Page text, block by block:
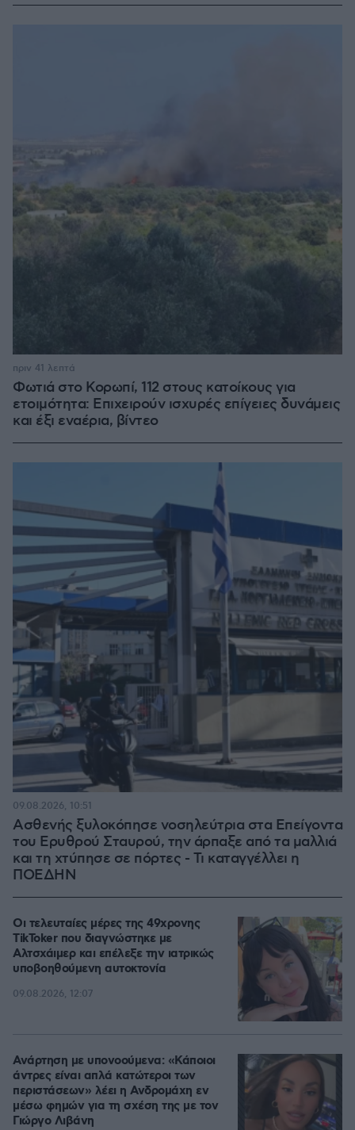
Φωτιά στο Κορωπί, 112 στους κατοίκους για
ετοιμότητα: Επιχειρούν ισχυρές επίγειες δυνάμεις
και έξι εναέρια, βίντεο
πριν 41 λεπτά
Ασθενής ξυλοκόπησε νοσηλεύτρια στα Επείγοντα
του Ερυθρού Σταυρού, την άρπαξε από τα μαλλιά
και τη χτύπησε σε πόρτες - Τι καταγγέλλει η
ΠΟΕΔΗΝ
09.08.2026, 10:51
Οι τελευταίες μέρες της 49χρονης
TikToker που διαγνώστηκε με
Αλτσχάιμερ και επέλεξε την ιατρικώς
υποβοηθούμενη αυτοκτονία
09.08.2026, 12:07
Ανάρτηση με υπονοούμενα: «Κάποιοι
άντρες είναι απλά κατώτεροι των
περιστάσεων» λέει η Ανδρομάχη εν
μέσω φημών για τη σχέση της με τον
Γιώργο Λιβάνη